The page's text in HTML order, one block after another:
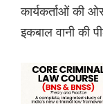
कार्यकर्ताओं की
इकबाल वानी की